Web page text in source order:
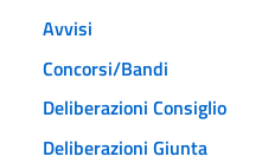
Avvisi
Concorsi/Bandi
Deliberazioni Consiglio
Deliberazioni Giunta